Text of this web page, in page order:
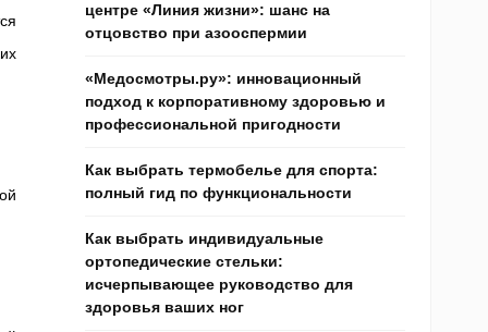
центре «Линия жизни»: шанс на
отцовство при азооспермии
«Медосмотры.ру»: инновационный
подход к корпоративному здоровью и
профессиональной пригодности
Как выбрать термобелье для спорта:
полный гид по функциональности
Как выбрать индивидуальные
ортопедические стельки:
исчерпывающее руководство для
здоровья ваших ног